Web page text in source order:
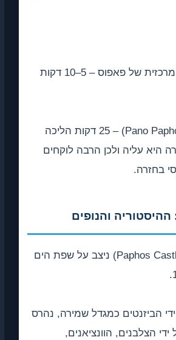
מאזור הטיילת המרכזית של פאפוס – 5–10 דקות
מעיר עתיקה (Pano Paphos) – 25 דקות הליכה
ולכן הרבה לוקחים
והנופים
מבצר פאפוס (Paphos Castle) ניצב על שפת הים
כמגדל שמירה, נהרס
הוונציאנים,